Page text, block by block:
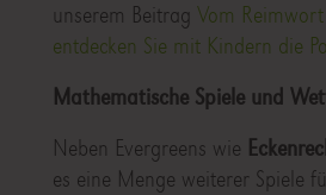
unserem Beitrag Vom
entdecken Sie mit Kindern die
Mathematische Spiele und
Neben Evergreens wie
es eine Menge weiterer Spiele